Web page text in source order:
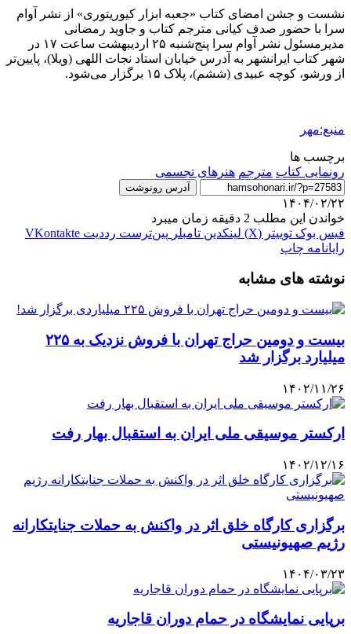
نشست و جشن امضای کتاب «جعبه ابزار کیوریتوری» از نشر آوام
سرا با حضور صدف کیانی مترجم کتاب و جاوید رمضانی
مدیرمسئول نشر آوام سرا پنج‌شنبه ۲۵ اردیبهشت‌ ساعت ۱۷ در
شهر کتاب ایرانشهر به آدرس خیابان استاد نجات اللهی (ویلا)، پایین‌تر
از ورشو، کوچه عبیدی (ششم)، پلاک ۱۵ برگزار می‌شود.
منبع:مهر
برچسب ها
رونمایی کتاب مترجم هنرهای تجسمی
آدرس رونوشت
۱۴۰۴/۰۲/۲۲
خواندن این مطلب 2 دقیقه زمان میبرد
فیس بوک توییتر (X) لینکدین ‫تامبلر ‫پین‌ترست ‫رددیت ‫VKontakte
رایانامه چاپ
نوشته های مشابه
بیست و دومین حراج تهران با فروش نزدیک به ۲۲۵
میلیارد برگزار شد
۱۴۰۲/۱۱/۲۶
ارکستر موسیقی ملی ایران به استقبال بهار رفت
۱۴۰۲/۱۲/۱۶
برگزاری کارگاه خلق اثر در واکنش به حملات جنایتکارانه
رژیم صهیونیستی
۱۴۰۴/۰۳/۲۳
برپایی نمایشگاه در حمام دوران قاجاریه